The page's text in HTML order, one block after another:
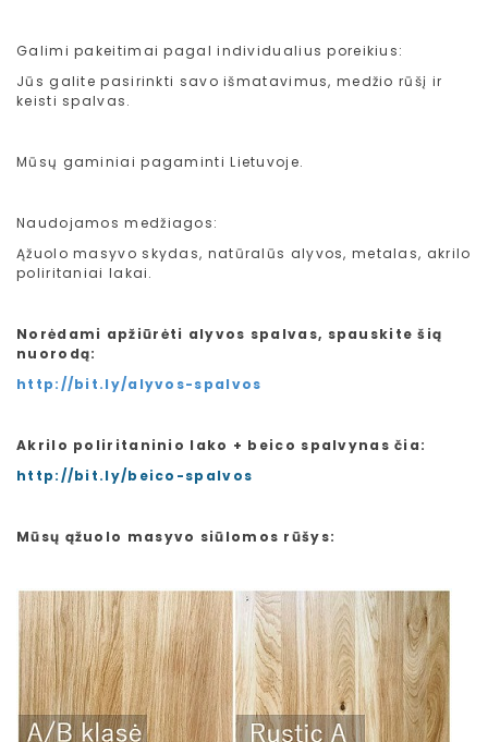
Galimi pakeitimai pagal individualius poreikius:
Jūs galite pasirinkti savo išmatavimus, medžio rūšį ir
keisti spalvas.
Mūsų gaminiai pagaminti Lietuvoje.
Naudojamos medžiagos:
Ąžuolo masyvo skydas, natūralūs alyvos, metalas, akrilo
poliritaniai lakai.
Norėdami apžiūrėti alyvos spalvas, spauskite šią
nuorodą:
http://bit.ly/alyvos-spalvos
Akrilo poliritaninio lako + beico spalvynas čia:
http://bit.ly/beico-spalvos
Mūsų ąžuolo masyvo siūlomos rūšys: